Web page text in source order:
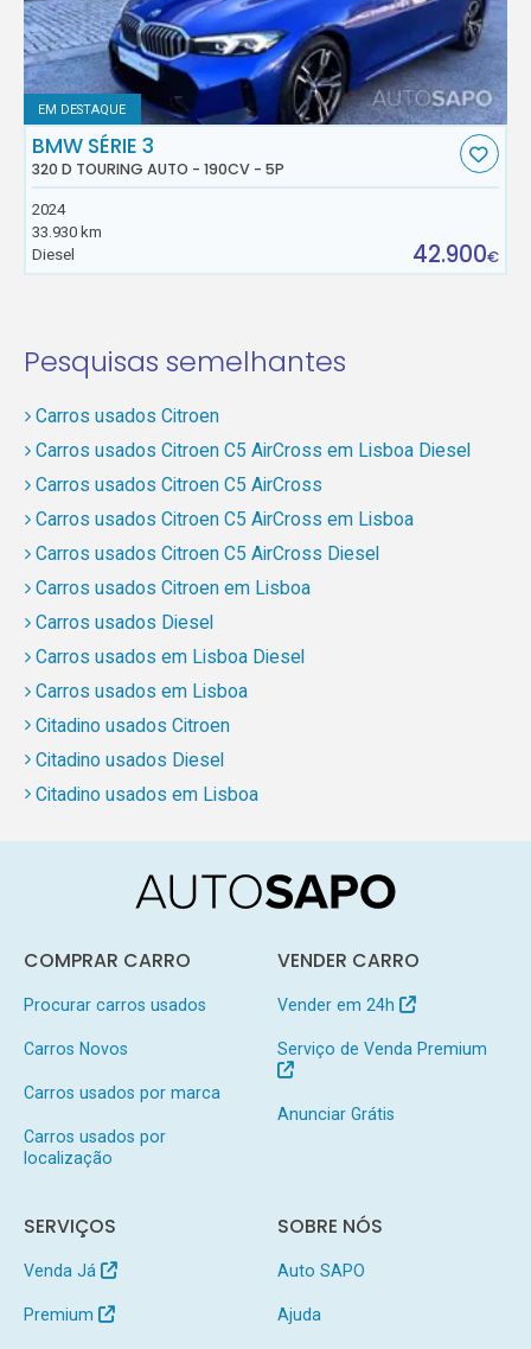
EM DESTAQUE
BMW SÉRIE 3
320 D TOURING AUTO - 190CV - 5P
2024
33.930 km
Diesel
42.900€
Pesquisas semelhantes
Carros usados Citroen
Carros usados Citroen C5 AirCross em Lisboa Diesel
Carros usados Citroen C5 AirCross
Carros usados Citroen C5 AirCross em Lisboa
Carros usados Citroen C5 AirCross Diesel
Carros usados Citroen em Lisboa
Carros usados Diesel
Carros usados em Lisboa Diesel
Carros usados em Lisboa
Citadino usados Citroen
Citadino usados Diesel
Citadino usados em Lisboa
COMPRAR CARRO
Procurar carros usados
Carros Novos
Carros usados por marca
Carros usados por
localização
VENDER CARRO
Vender em 24h
Serviço de Venda Premium
Anunciar Grátis
SERVIÇOS
Venda Já
Premium
SOBRE NÓS
Auto SAPO
Ajuda